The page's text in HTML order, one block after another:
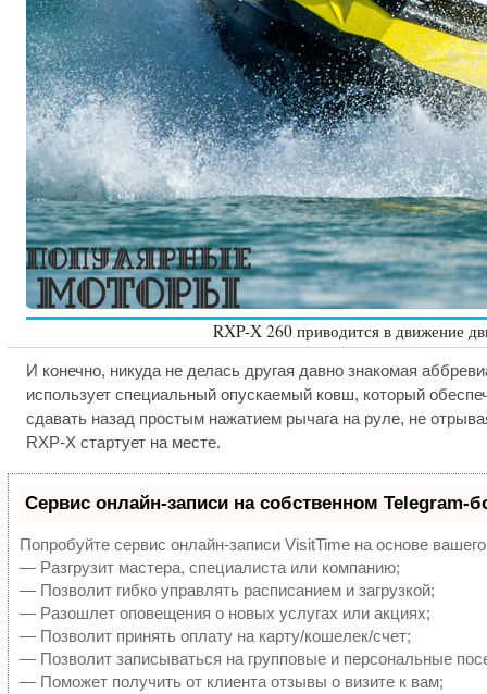
RXP-X 260 приводится в движение
И конечно, никуда не делась другая давно знакомая
использует специальный опускаемый ковш, который
сдавать назад простым нажатием рычага на руле, не
RXP-X стартует на месте.
Сервис онлайн-записи на собственном Telegram-
Попробуйте сервис онлайн-записи VisitTime на основе
— Разгрузит мастера, специалиста или компанию;
— Позволит гибко управлять расписанием и загрузкой;
— Разошлет оповещения о новых услугах или акциях;
— Позволит принять оплату на карту/кошелек/счет;
— Позволит записываться на групповые и персональные
— Поможет получить от клиента отзывы о визите к вам;